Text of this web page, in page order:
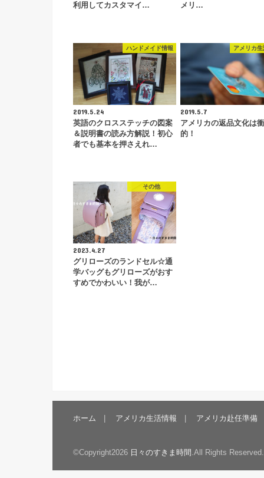
利用してカスタマイ…
メリ…
ハンドメイド情報
2019.5.24
英語のクロスステッチの図案
＆説明書の読み方解説！初心
者でも基本を押さえれ…
アメリカ
2019.5.7
アメリカの返品文化は
的！
その他
2023.4.27
グリローズのランドセル☆通
学バッグもグリローズがおす
すめでかわいい！我が…
ホーム アメリカ生活情報 アメリカ赴任準備
©Copyright2026 日々のすきま時間 .All Rights Reserved.